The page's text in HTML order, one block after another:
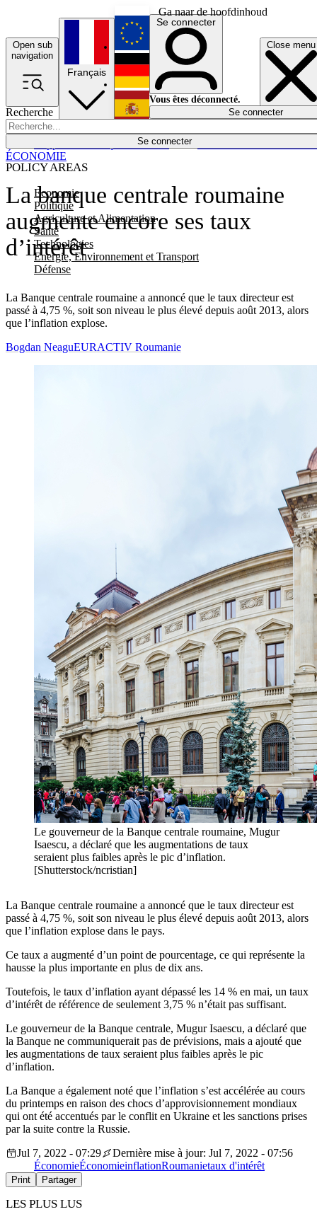
Ga naar de hoofdinhoud
Open sub
navigation
Close menu
Recherche
Se connecter
POLICY AREAS
Economie
Politique
Agriculture et Alimentation
Santé
Technologies
Energie, Environnement et Transport
Défense
Économie
Français
English
Deutsch
Español
Se connecter
Vous êtes déconnecté.
Se connecter
La banque centrale roumaine
augmente encore ses taux
d’intérêt
La Banque centrale roumaine a annoncé que le taux directeur est
passé à 4,75 %, soit son niveau le plus élevé depuis août 2013, alors
que l’inflation explose.
ÉCONOMIE
Bogdan NeaguEURACTIV Roumanie
Le gouverneur de la Banque centrale roumaine, Mugur
Isaescu, a déclaré que les augmentations de taux
seraient plus faibles après le pic d’inflation.
[Shutterstock/ncristian]
La Banque centrale roumaine a annoncé que le taux directeur est
passé à 4,75 %, soit son niveau le plus élevé depuis août 2013, alors
que l’inflation explose dans le pays.
Ce taux a augmenté d’un point de pourcentage, ce qui représente la
hausse la plus importante en plus de dix ans.
Toutefois, le taux d’inflation ayant dépassé les 14 % en mai, un taux
d’intérêt de référence de seulement 3,75 % n’était pas suffisant.
Le gouverneur de la Banque centrale, Mugur Isaescu, a déclaré que
la Banque ne communiquerait pas de prévisions, mais a ajouté que
les augmentations de taux seraient plus faibles après le pic
d’inflation.
La Banque a également noté que l’inflation s’est accélérée au cours
du printemps en raison des chocs d’approvisionnement mondiaux
qui ont été accentués par le conflit en Ukraine et les sanctions prises
par la suite contre la Russie.
Jul 7, 2022 - 07:29
Dernière mise à jour: Jul 7, 2022 - 07:56
ÉconomieÉconomieinflationRoumanietaux d'intérêt
Print Partager
LES PLUS LUS